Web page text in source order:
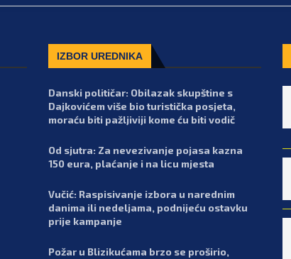
IZBOR UREDNIKA
Danski političar: Obilazak skupštine s
Dajkovićem više bio turistička posjeta,
moraću biti pažljiviji kome ću biti vodič
Od sjutra: Za nevezivanje pojasa kazna
150 eura, plaćanje i na licu mjesta
Vučić: Raspisivanje izbora u narednim
danima ili nedeljama, podnijeću ostavku
prije kampanje
Požar u Blizikućama brzo se proširio,